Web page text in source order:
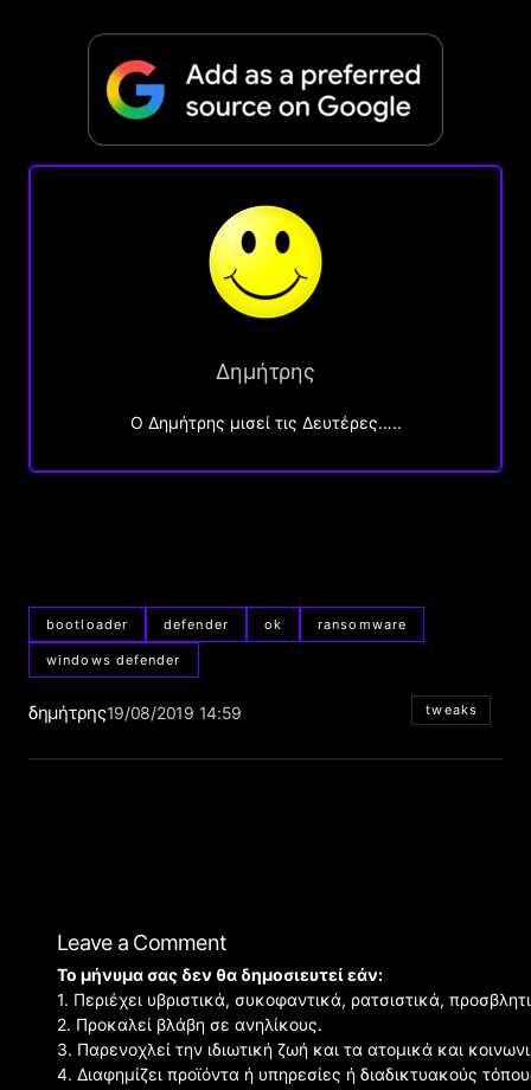
Δημήτρης
O Δημήτρης μισεί τις Δευτέρες…..
bootloader defender ok ransomware
windows defender
δημήτρης19/08/2019 14:59 tweaks
Leave a Comment
Το μήνυμα σας δεν θα δημοσιευτεί εάν:
1. Περιέχει υβριστικά, συκοφαντικά, ρατσιστικά,
2. Προκαλεί βλάβη σε ανηλίκους.
3. Παρενοχλεί την ιδιωτική ζωή και τα ατομικά και
4. Διαφημίζει προϊόντα ή υπηρεσίες ή διαδικτυακούς